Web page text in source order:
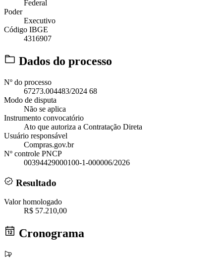
Federal
Poder
Executivo
Código IBGE
4316907
Dados do processo
Nº do processo
67273.004483/2024 68
Modo de disputa
Não se aplica
Instrumento convocatório
Ato que autoriza a Contratação Direta
Usuário responsável
Compras.gov.br
Nº controle PNCP
00394429000100-1-000006/2026
Resultado
Valor homologado
R$ 57.210,00
Cronograma